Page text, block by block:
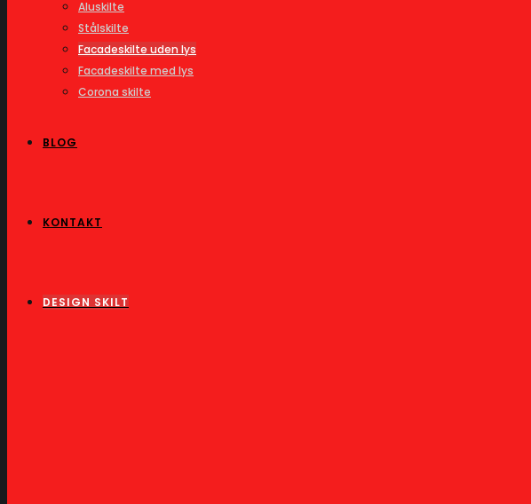
Aluskilte
Stålskilte
Facadeskilte uden lys
Facadeskilte med lys
Corona skilte
BLOG
KONTAKT
DESIGN SKILT